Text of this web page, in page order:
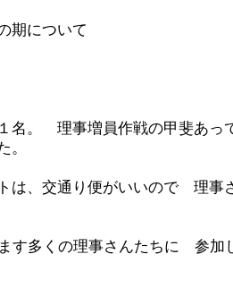
期について
名。 理事増員作戦の甲斐あっ
。
は、交通り便がいいので 理事
す多くの理事さんたちに 参加